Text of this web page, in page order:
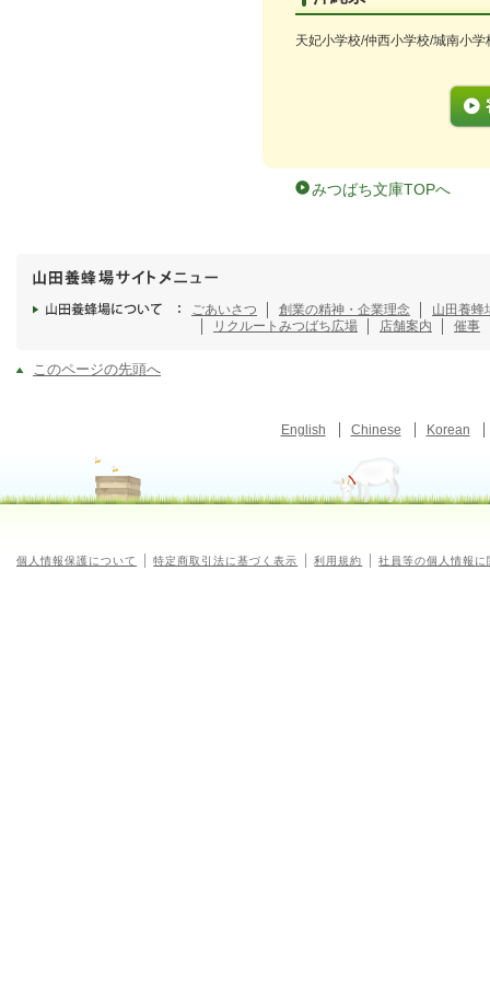
天妃小学校/仲西小学校/城南小学
みつばち文庫TOPへ
ごあいさつ 創業の精神・企業理念
山田養蜂
リクルート みつばち広場 店舗案内 催事
このページの先頭へ
English Chinese Korean
個人情報保護について 特定商取引法に基づく表示 利用規約 社員等の個人情報